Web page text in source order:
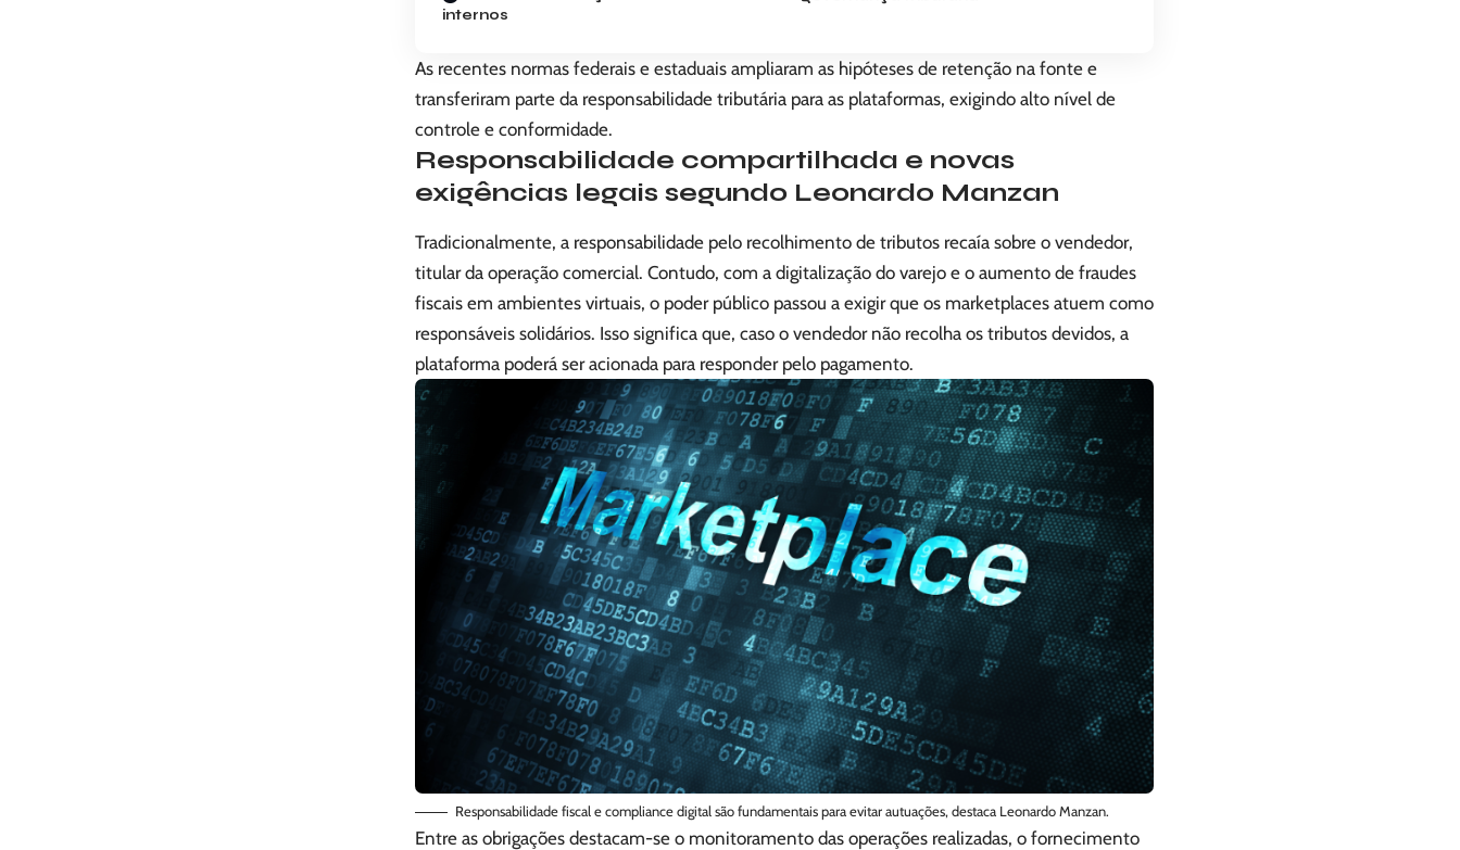
internos
As recentes normas federais e estaduais ampliaram as hipóteses de retenção na fonte e
transferiram parte da responsabilidade tributária para as plataformas, exigindo alto nível de
controle e conformidade.
Responsabilidade compartilhada e novas
exigências legais segundo Leonardo Manzan
Tradicionalmente, a responsabilidade pelo recolhimento de tributos recaía sobre o vendedor,
titular da operação comercial. Contudo, com a digitalização do varejo e o aumento de fraudes
fiscais em ambientes virtuais, o poder público passou a exigir que os marketplaces atuem como
responsáveis solidários. Isso significa que, caso o vendedor não recolha os tributos devidos, a
plataforma poderá ser acionada para responder pelo pagamento.
Responsabilidade fiscal e compliance digital são fundamentais para evitar autuações, destaca Leonardo Manzan.
Entre as obrigações destacam-se o monitoramento das operações realizadas, o fornecimento